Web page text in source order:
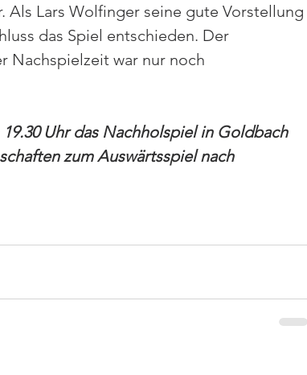
Lars Wolfinger seine gute Vorstellung
das Spiel entschieden. Der
Nachspielzeit war nur noch
Uhr das Nachholspiel in Goldbach
zum Auswärtsspiel nach